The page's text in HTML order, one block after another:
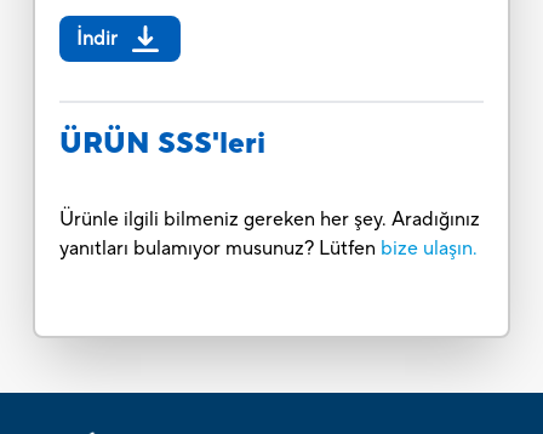
İndir
ÜRÜN SSS'leri
Ürünle ilgili bilmeniz gereken her şey. Aradığınız
yanıtları bulamıyor musunuz? Lütfen bize ulaşın.